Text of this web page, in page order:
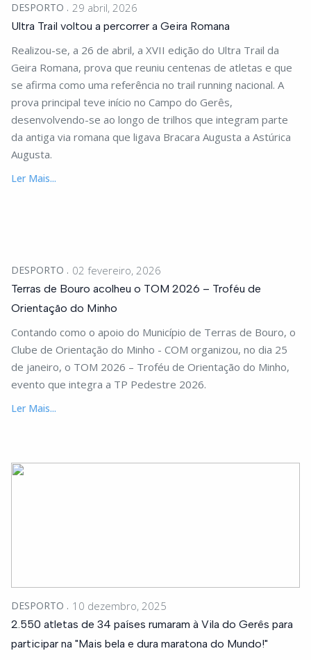
DESPORTO 29 abril, 2026
Ultra Trail voltou a percorrer a Geira Romana
Realizou-se, a 26 de abril, a XVII edição do Ultra Trail da
Geira Romana, prova que reuniu centenas de atletas e que
se afirma como uma referência no trail running nacional. A
prova principal teve início no Campo do Gerês,
desenvolvendo-se ao longo de trilhos que integram parte
da antiga via romana que ligava Bracara Augusta a Astúrica
Augusta.
Ler Mais...
DESPORTO 02 fevereiro, 2026
Terras de Bouro acolheu o TOM 2026 – Troféu de
Orientação do Minho
Contando como o apoio do Município de Terras de Bouro, o
Clube de Orientação do Minho - COM organizou, no dia 25
de janeiro, o TOM 2026 – Troféu de Orientação do Minho,
evento que integra a TP Pedestre 2026.
Ler Mais...
DESPORTO 10 dezembro, 2025
2.550 atletas de 34 países rumaram à Vila do Gerês para
participar na "Mais bela e dura maratona do Mundo!"